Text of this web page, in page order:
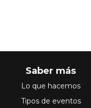
Saber más
Lo que hacemos
Tipos de eventos